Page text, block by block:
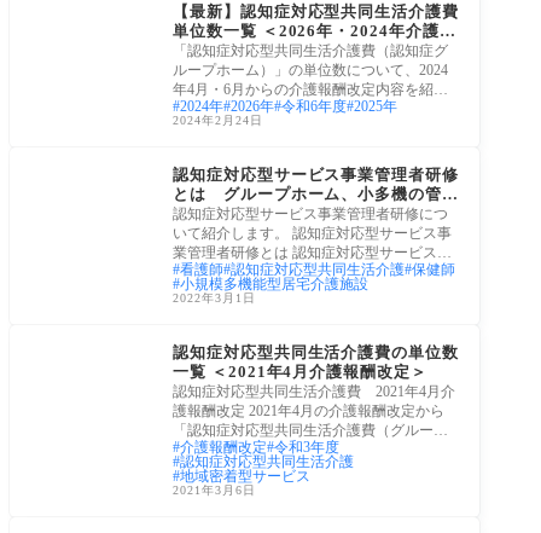
【最新】認知症対応型共同生活介護費
単位数一覧 ＜2026年・2024年介護報
酬改定対応＞
「認知症対応型共同生活介護費（認知症グ
ループホーム）」の単位数について、2024
年4月・6月からの介護報酬改定内容を紹介
します。
2024年 2026年 令和6年度 2025年
2024年2月24日
認知症対応型サービス事業管理者研修
とは グループホーム、小多機の管理
者の資格
認知症対応型サービス事業管理者研修につ
いて紹介します。 認知症対応型サービス事
業管理者研修とは 認知症対応型サービス事
業管
看護師 認知症対応型共同生活介護 保健師
小規模多機能型居宅介護施設
2022年3月1日
認知症対応型共同生活介護費の単位数
一覧 ＜2021年4月介護報酬改定＞
認知症対応型共同生活介護費 2021年4月介
護報酬改定 2021年4月の介護報酬改定から
「認知症対応型共同生活介護費（グループ
ホーム）
介護報酬改定 令和3年度
認知症対応型共同生活介護
地域密着型サービス
2021年3月6日